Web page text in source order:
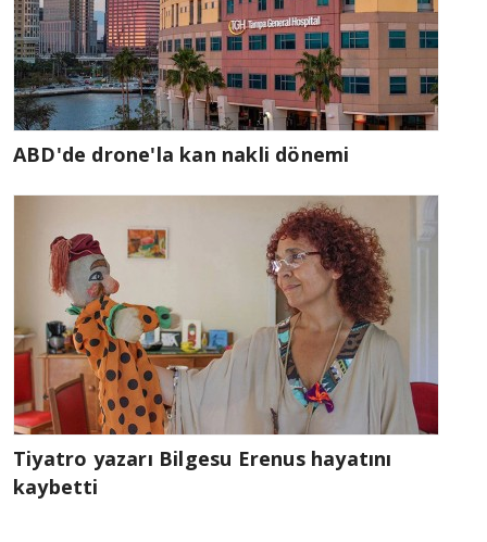
ABD'de drone'la kan nakli dönemi
Tiyatro yazarı Bilgesu Erenus hayatını
kaybetti